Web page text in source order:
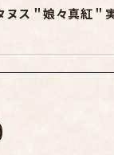
ヌス＂娘々真紅＂